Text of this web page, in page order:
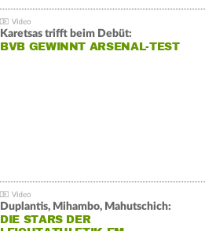
Karetsas trifft beim Debüt:
BVB GEWINNT ARSENAL-TEST
Duplantis, Mihambo, Mahutschich:
DIE STARS DER